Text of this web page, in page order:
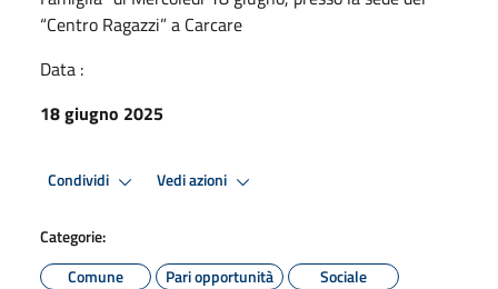
“Centro Ragazzi” a Carcare
Data :
18 giugno 2025
Condividi Vedi azioni
Categorie:
Comune
Pari opportunità Sociale